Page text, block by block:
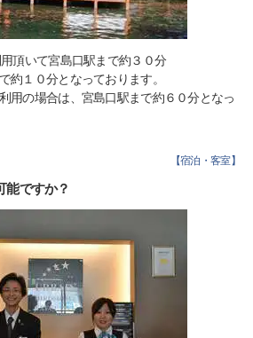
頂いて宮島口駅まで約３０分
約１０分となっております。
用の場合は、宮島口駅まで約６０分となっ
【宿泊・客室】
能ですか？